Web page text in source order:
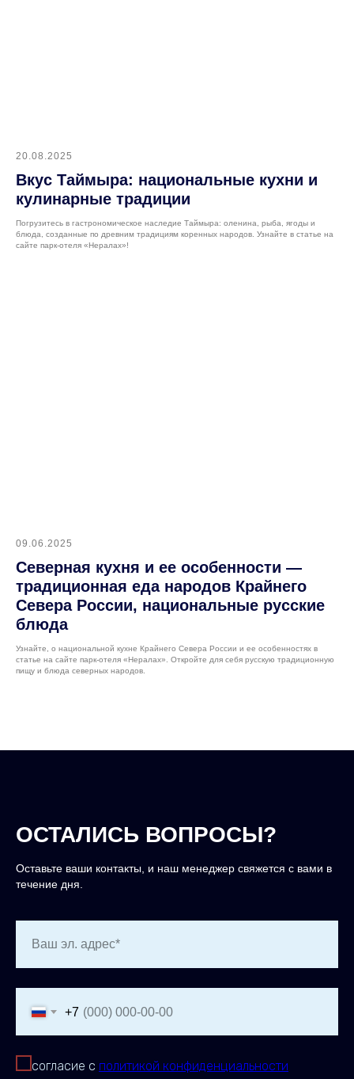
20.08.2025
Вкус Таймыра: национальные кухни и
кулинарные традиции
Погрузитесь в гастрономическое наследие Таймыра: оленина, рыба, ягоды и
блюда, созданные по древним традициям коренных народов. Узнайте в статье на
сайте парк-отеля «Нералах»!
09.06.2025
Северная кухня и ее особенности —
традиционная еда народов Крайнего
Севера России, национальные русские
блюда
Узнайте, о национальной кухне Крайнего Севера России и ее особенностях в
статье на сайте парк-отеля «Нералах». Откройте для себя русскую традиционную
пищу и блюда северных народов.
ОСТАЛИСЬ ВОПРОСЫ?
Оставьте ваши контакты, и наш менеджер свяжется с вами в
течение дня.
Ваш эл. адрес*
+7
согласие с политикой конфиденциальности